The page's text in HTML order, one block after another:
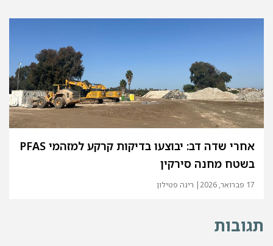
אחרי שדה דב: יבוצעו בדיקות קרקע למזהמי PFAS
בשטח מחנה סירקין
17 פברואר, 2026 | רינה פטילון
תגובות